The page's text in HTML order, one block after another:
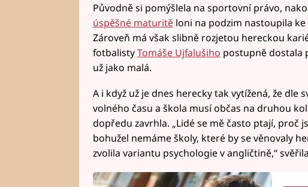
Původně si pomýšlela na sportovní právo,
úspěšné maturitěloni na podzim nastoupila
Zároveň má však slibně rozjetou hereckou
fotbalistyTomáše Ujfalušiho postupně dostala
už jako malá.
A i když už je dnes herecky tak vytížená, že dle
volného času a škola musí občas na druhou
dopředu zavrhla. „Lidé se mě často ptají, proč
bohužel nemáme školy, které by se věnovaly
zvolila variantu psychologie v angličtině,“